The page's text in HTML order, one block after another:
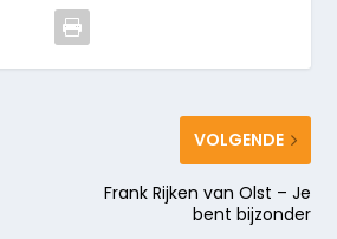
VOLGENDE
Frank Rijken van Olst – Je
bent bijzonder